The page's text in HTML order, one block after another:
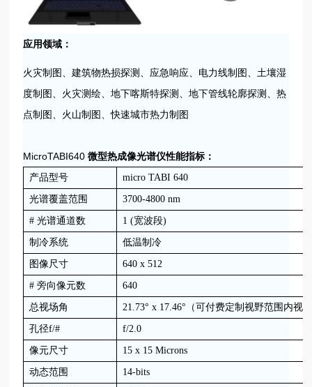
应用领域：
火灾制图、建筑物热损探测、应急响应、电力线制图、土壤湿
度制图、火灾测绘、地下喀斯特探测、地下管线轮廓探测、热
点制图、火山制图、快速城市热力制图
MicroTABI640微型热成像光谱仪性能指标：
产品型号 micro TABI 640
光谱覆盖范围 3700-4800 nm
# 光谱通道数 1 (宽波段)
制冷系统 低温制冷
图像尺寸 640 x 512
# 旁向像元数 640
总视场角 21.73° x 17.46°（可付费定制视野范围内视
孔径f/# f/2.0
像元尺寸 15 x 15 Microns
动态范围 14-bits